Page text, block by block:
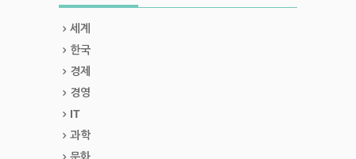
세계
한국
경제
경영
IT
과학